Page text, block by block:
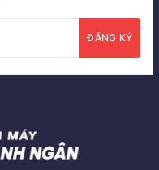
ĐĂNG KÝ